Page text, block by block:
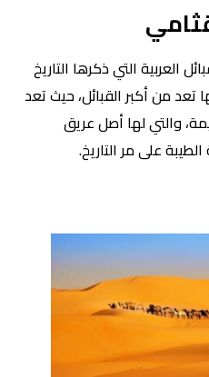
العربية التي ذكرها التاريخ
تعد من أكبر القبائل، حيث تعد
والتي لها أصل عريق
على مر التاريخ.